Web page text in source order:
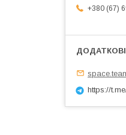
+380 (67)
https://